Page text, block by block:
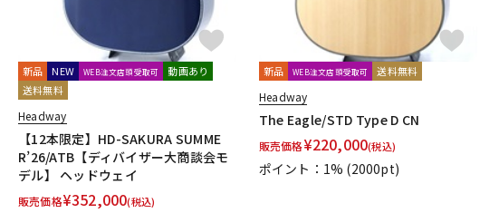
新品 NEW WEB注文店頭受取可
動画あり
送料無料
Headway
【12本限定】HD-SAKURA SUMME
R’26/ATB【ディバイザー大商談会モ
デル】 ヘッドウェイ
販売価格¥352,000(税込)
新品 WEB注文店頭受取可 送料無料
Headway
The Eagle/STD Type D CN
販売価格¥220,000(税込)
ポイント：1% (2000pt)